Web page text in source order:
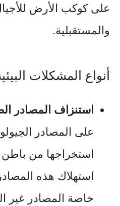
على كوكب الأرض
والمستقبلية.
أنواع المشكلات
استنزاف المصادر
على المصادر
استخراجها من
استهلاك هذه
خاصة المصادر غير